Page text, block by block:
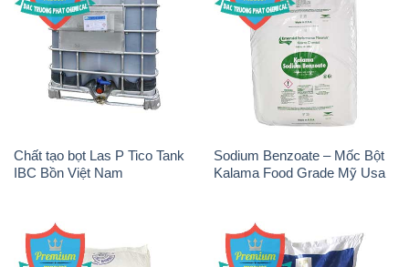
Chất tạo bọt Las P Tico Tank
IBC Bồn Việt Nam
Sodium Benzoate – Mốc Bột
Kalama Food Grade Mỹ Usa